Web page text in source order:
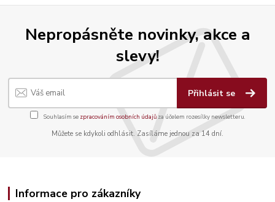
Nepropásněte novinky, akce a
slevy!
Přihlásit se
Souhlasím se zpracováním osobních údajůza účelem rozesílky newsletteru.
Můžete se kdykoli odhlásit. Zasíláme jednou za 14 dní.
Informace pro zákazníky